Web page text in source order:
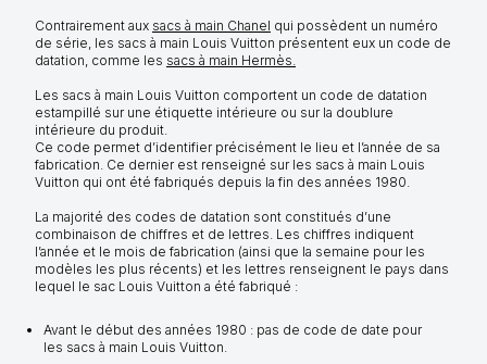
Contrairement aux sacs à main Chanel qui possèdent un numéro
de série, les sacs à main Louis Vuitton présentent eux un code de
datation, comme les sacs à main Hermès.
Les sacs à main Louis Vuitton comportent un code de datation
estampillé sur une étiquette intérieure ou sur la doublure
intérieure du produit.
Ce code permet d’identifier précisément le lieu et l’année de sa
fabrication. Ce dernier est renseigné sur les sacs à main Louis
Vuitton qui ont été fabriqués depuis la fin des années 1980.
La majorité des codes de datation sont constitués d’une
combinaison de chiffres et de lettres. Les chiffres indiquent
l’année et le mois de fabrication (ainsi que la semaine pour les
modèles les plus récents) et les lettres renseignent le pays dans
lequel le sac Louis Vuitton a été fabriqué :
Avant le début des années 1980 : pas de code de date pour
les sacs à main Louis Vuitton.